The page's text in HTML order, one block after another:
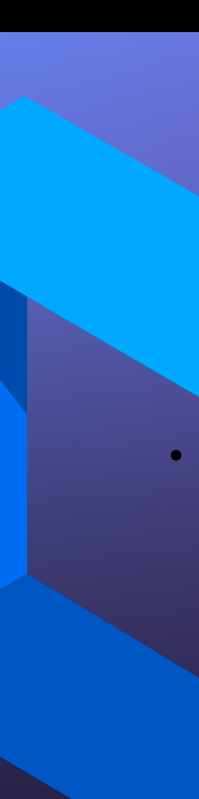
Personal
Descubra os 7
trainer artes
periodização,